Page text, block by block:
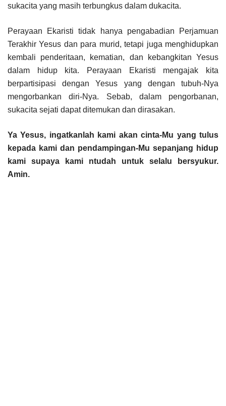
sukacita yang masih terbungkus dalam dukacita.
Perayaan Ekaristi tidak hanya pengabadian Perjamuan
Terakhir Yesus dan para murid, tetapi juga menghidupkan
kembali penderitaan, kematian, dan kebangkitan Yesus
dalam hidup kita. Perayaan Ekaristi mengajak kita
berpartisipasi dengan Yesus yang dengan tubuh-Nya
mengorbankan diri-Nya. Sebab, dalam pengorbanan,
sukacita sejati dapat ditemukan dan dirasakan.
Ya Yesus, ingatkanlah kami akan cinta-Mu yang tulus
kepada kami dan pendampingan-Mu sepanjang hidup
kami supaya kami ntudah untuk selalu bersyukur.
Amin.